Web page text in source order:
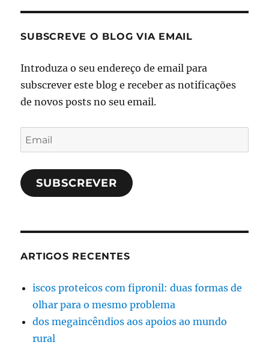
SUBSCREVE O BLOG VIA EMAIL
Introduza o seu endereço de email para
subscrever este blog e receber as notificações
de novos posts no seu email.
Email
SUBSCREVER
ARTIGOS RECENTES
iscos proteicos com fipronil: duas formas de
olhar para o mesmo problema
dos megaincêndios aos apoios ao mundo
rural